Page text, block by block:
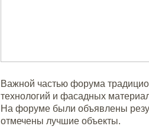
Важной частью форума
технологий и фасадных
На форуме были объявлены
отмечены лучшие объекты.